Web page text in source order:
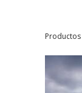
Productos